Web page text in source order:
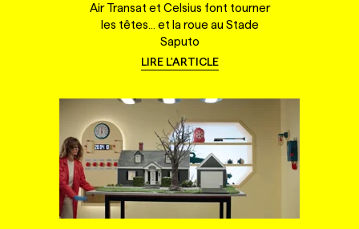
Air Transat et Celsius font tourner
les têtes... et la roue au Stade
Saputo
LIRE L'ARTICLE